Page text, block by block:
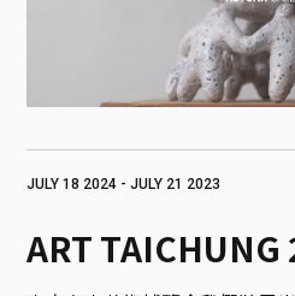
JULY 18 2024 - JULY 21 2023
ART TAICHUNG